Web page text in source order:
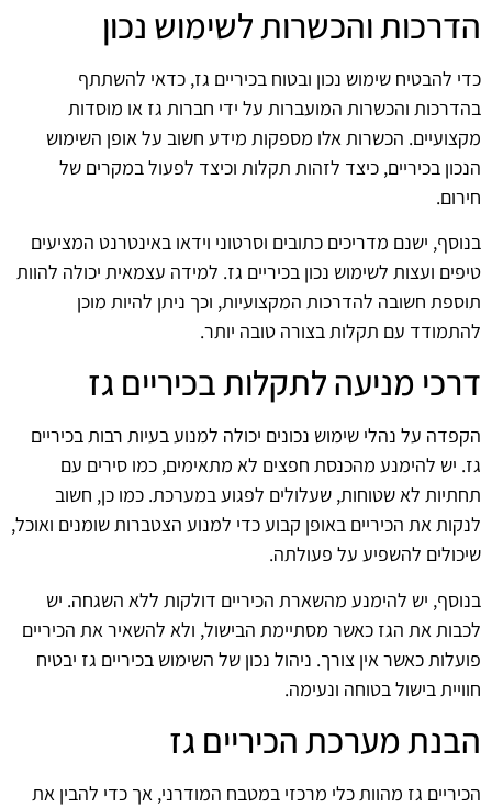
הדרכות והכשרות לשימוש נכון
כדי להבטיח שימוש נכון ובטוח בכיריים גז, כדאי להשתתף
בהדרכות והכשרות המועברות על ידי חברות גז או מוסדות
מקצועיים. הכשרות אלו מספקות מידע חשוב על אופן השימוש
הנכון בכיריים, כיצד לזהות תקלות וכיצד לפעול במקרים של
חירום.
בנוסף, ישנם מדריכים כתובים וסרטוני וידאו באינטרנט המציעים
טיפים ועצות לשימוש נכון בכיריים גז. למידה עצמאית יכולה להוות
תוספת חשובה להדרכות המקצועיות, וכך ניתן להיות מוכן
להתמודד עם תקלות בצורה טובה יותר.
דרכי מניעה לתקלות בכיריים גז
הקפדה על נהלי שימוש נכונים יכולה למנוע בעיות רבות בכיריים
גז. יש להימנע מהכנסת חפצים לא מתאימים, כמו סירים עם
תחתיות לא שטוחות, שעלולים לפגוע במערכת. כמו כן, חשוב
לנקות את הכיריים באופן קבוע כדי למנוע הצטברות שומנים ואוכל,
שיכולים להשפיע על פעולתה.
בנוסף, יש להימנע מהשארת הכיריים דולקות ללא השגחה. יש
לכבות את הגז כאשר מסתיימת הבישול, ולא להשאיר את הכיריים
פועלות כאשר אין צורך. ניהול נכון של השימוש בכיריים גז יבטיח
חוויית בישול בטוחה ונעימה.
הבנת מערכת הכיריים גז
הכיריים גז מהוות כלי מרכזי במטבח המודרני, אך כדי להבין את